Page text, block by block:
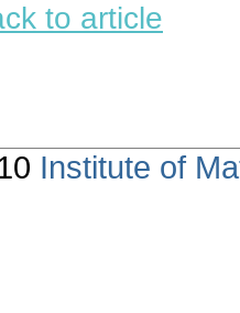
to article
Institute of